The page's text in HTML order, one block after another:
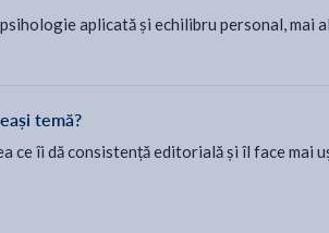
aplicată și echilibru personal, mai
temă?
ce îi dă consistență editorială și îl face mai